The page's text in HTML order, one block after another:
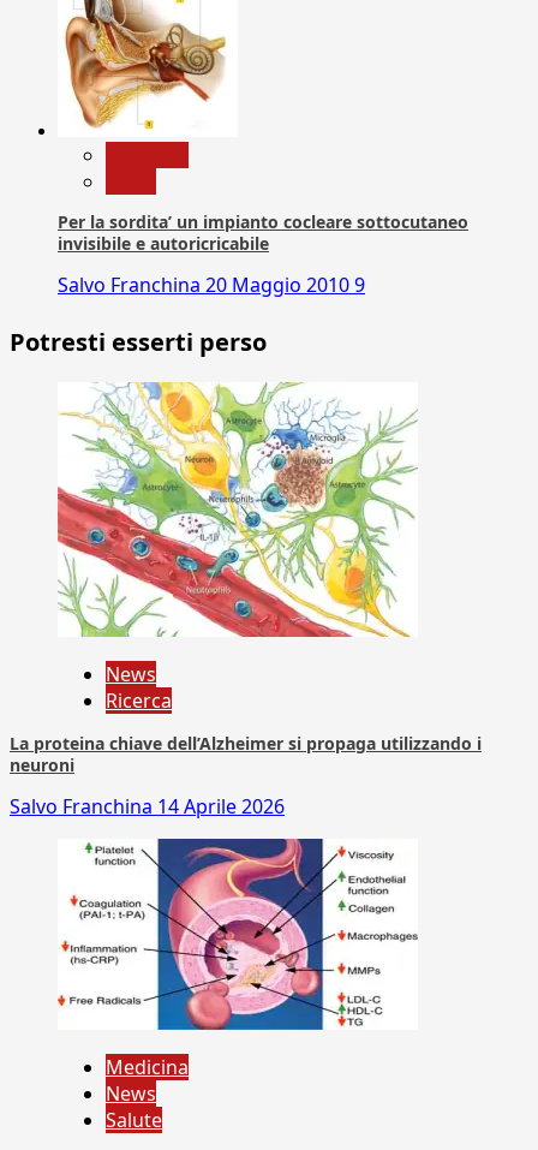
Per la sordita’ un impianto cocleare sottocutaneo
invisibile e autoricricabile
Salvo Franchina 20 Maggio 20109
Potresti esserti perso
News
Ricerca
La proteina chiave dell’Alzheimer si propaga utilizzando i
neuroni
Salvo Franchina 14 Aprile 2026
Medicina
News
Salute